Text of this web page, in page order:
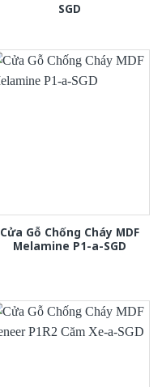
SGD
Cửa Gỗ Chống Cháy MDF
Melamine P1-a-SGD